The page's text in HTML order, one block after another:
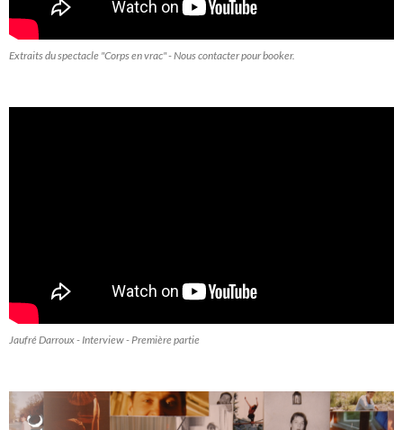
Extraits du spectacle "Corps en vrac" - Nous contacter pour booker.
Jaufré Darroux - Interview - Première partie